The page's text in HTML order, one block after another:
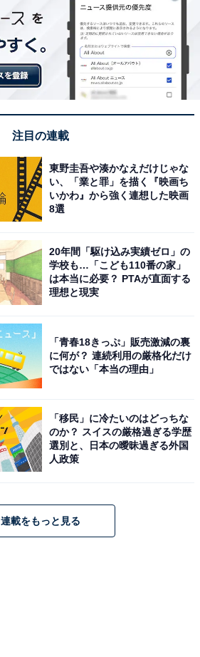
注目の連載
東野圭吾や湊かなえだけじゃな
い、「業と罪」を描く『映画ち
いかわ』から強く連想した映画
8選
20年間「駆け込み実績ゼロ」の
学校も…「こども110番の家」
は本当に必要？ PTAが直面する
理想と現実
「青春18きっぷ」販売激減の裏
に何が？ 連続利用の厳格化だけ
ではない「本当の理由」
「移民」に冷たいのはどっちな
のか？ スイスの厳格過ぎる学歴
選別と、日本の曖昧過ぎる外国
人政策
連載をもっと見る